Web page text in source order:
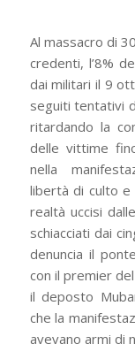
Al massacro di
credenti, l’8%
dai militari il 9
seguiti tentativi
ritardando la
delle vittime
nella
libertà di culto
realtà uccisi
schiacciati dai
denuncia il
con il premier
il deposto
che la
avevano armi di